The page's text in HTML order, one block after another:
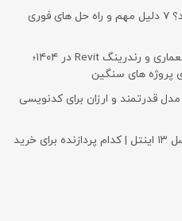
چرا لپتاپ شما ناگهان کند می شود؟ ۷ دلیل مهم و راه حل های فوری
راهنمای خرید لپ تاپ مخصوص معماری و رندرینگ Revit در ۱۴۰۴؛
پروژه های سنگین
لپتاپ برنامه نویسی اقتصادی | ۱۰ مدل قدرتمند و ارزان برای کدنویسی
تفاوت لپتاپ های Core Ultra با نسل ۱۳ اینتل | کدام پردازنده برای خرید